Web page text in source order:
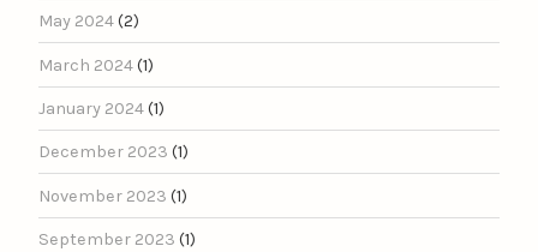
May 2024(2)
March 2024(1)
January 2024(1)
December 2023 (1)
November 2023 (1)
September 2023 (1)